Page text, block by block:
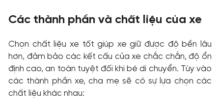
Các thành phần và chất liệu của xe
Chọn chất liệu xe tốt giúp xe giữ được độ bền lâu
hơn, đảm bảo các kết cấu của xe chắc chắn, độ ổn
định cao, an toàn tuyệt đối khi bé di chuyển. Tùy vào
các thành phần xe, cha mẹ sẽ có sự lựa chọn các
chất liệu khác nhau: